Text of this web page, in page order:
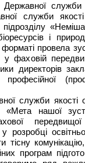
служби
служби
підрозділу
і
провела
у фаховій
директорів
служби якості
нашої
у розробці
тісну
програм